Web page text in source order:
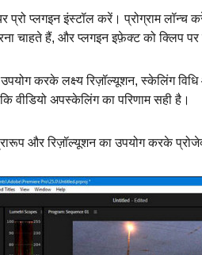
प्रो प्लगइन इंस्टॉल करें। प्रोग्राम
चाहते हैं, और प्लगइन इफ़ेक्ट को क्लिप पर
करके लक्ष्य रिज़ॉल्यूशन, स्केलिंग
वीडियो अपस्केलिंग का परिणाम सही है।
और रिज़ॉल्यूशन का उपयोग करके